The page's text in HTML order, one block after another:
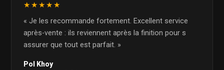
★★★★★
« Je les recommande fortement. Excellent service
après-vente : ils reviennent après la finition pour s
assurer que tout est parfait. »
Pol Khoy